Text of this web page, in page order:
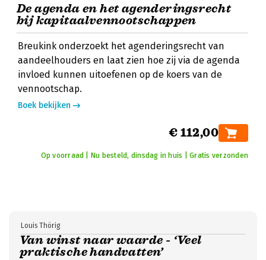
De agenda en het agenderingsrecht
bij kapitaalvennootschappen
Breukink onderzoekt het agenderingsrecht van
aandeelhouders en laat zien hoe zij via de agenda
invloed kunnen uitoefenen op de koers van de
vennootschap.
Boek bekijken
€ 112,00
Op voorraad | Nu besteld, dinsdag in huis | Gratis verzonden
Van winst naar waarde - ‘Veel
praktische handvatten’
Louis Thörig